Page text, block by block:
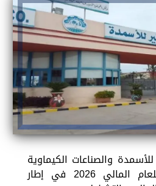
والصناعات الكيماوية
الموازنة التقديرية للعام المالي 2026 في إطار